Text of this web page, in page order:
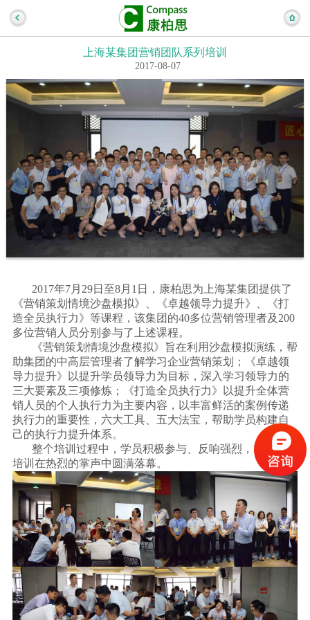
上海某集团营销团队系列培训
2017-08-07
2017年7月29日至8月1日，康柏思为上海某集团提供了
《营销策划情境沙盘模拟》、《卓越领导力提升》、《打
造全员执行力》等课程，该集团的40多位营销管理者及200
多位营销人员分别参与了上述课程。
《营销策划情境沙盘模拟》旨在利用沙盘模拟演练，帮
助集团的中高层管理者了解学习企业营销策划；《卓越领
导力提升》以提升学员领导力为目标，深入学习领导力的
三大要素及三项修炼；《打造全员执行力》以提升全体营
销人员的个人执行力为主要内容，以丰富鲜活的案例传递
执行力的重要性，六大工具、五大法宝，帮助学员构建自
己的执行力提升体系。
整个培训过程中，学员积极参与、反响强烈，3天1夜的
培训在热烈的掌声中圆满落幕。